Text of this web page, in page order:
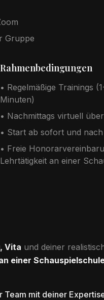
Gruppe
Rahmenbedingungen
• Regelmäßige Trainings
Minuten)
• Nachmittags virtuell
• Start ab sofort und
• Freie
Lehrtätigkeit an einer
Vita und deiner
einer
mit deiner